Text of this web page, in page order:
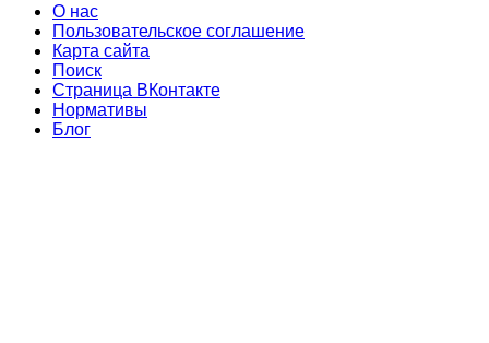
О нас
Пользовательское соглашение
Карта сайта
Поиск
Страница ВКонтакте
Нормативы
Блог